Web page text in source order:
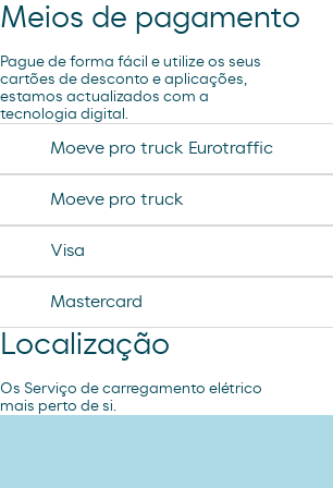
tampax compak
desodorante spray axe
coca cao shake
minifuet sticks
jamon curado navidul
chorizo revilla
helado magnun
helado calippo
Meios de pagamento
Pague de forma fácil e utilize os seus
cartões de desconto e aplicações,
estamos actualizados com a
tecnologia digital.
Moeve pro truck Eurotraffic
Moeve pro truck
Visa
Mastercard
Localização
Os Serviço de carregamento elétrico
mais perto de si.